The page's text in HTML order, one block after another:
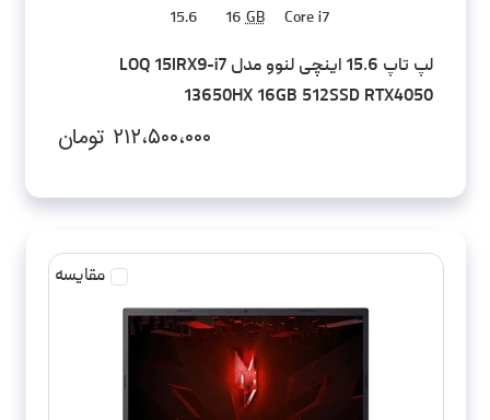
Core i7
16GB
15.6
لپ تاپ 15.6 اینچی لنوو مدل LOQ 15IRX9-i7
13650HX 16GB 512SSD RTX4050
۲۱۲،۵۰۰،۰۰۰ تومان
مقایسه